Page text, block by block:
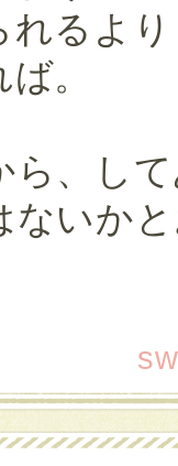
れるよ
。
ら、し
ないか